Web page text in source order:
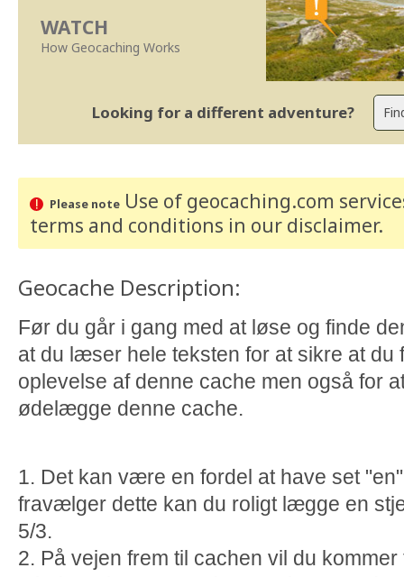
WATCH
How Geocaching Works
Looking for a different adventure?
Please noteUse of geocaching.com
terms and conditions in our disclaimer.
Geocache Description:
Før du går i gang med at løse og finde
at du læser hele teksten for at sikre at du
oplevelse af denne cache men også for
ødelægge denne cache.
1. Det kan være en fordel at have set
fravælger dette kan du roligt lægge en
5/3.
2. På vejen frem til cachen vil du